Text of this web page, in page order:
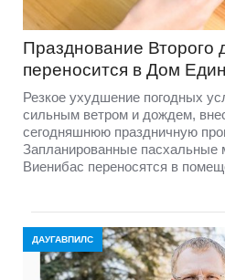
Празднование Второго
переносится в Дом
Резкое ухудшение погодных
сильным ветром и дождем,
сегодняшнюю праздничную
Запланированные пасхальные
Виенибас переносятся в
ДАУГАВПИЛС